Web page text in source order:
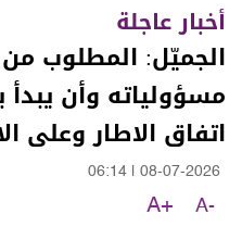
أخبار عاجلة
الجميّل: المطلوب
مسؤولياته وأن
اتفاق الاطار وعلى
08-07-2026
06:14
A-
A+